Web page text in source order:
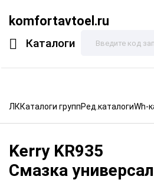
komfortavtoel.ru
Каталоги
ЛККаталоги группРед.каталогиWh-
Kerry KR935
Смазка